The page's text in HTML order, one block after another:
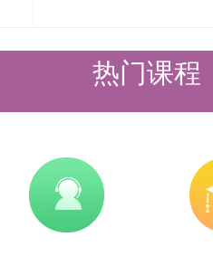
化：学习如何评
实际问题提供了
、诊断中的应用。
热门课程